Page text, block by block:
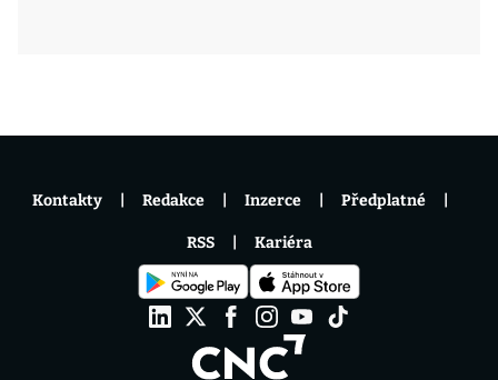
Kontakty Redakce Inzerce Předplatné
RSS Kariéra